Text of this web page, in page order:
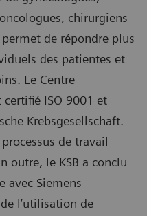
chirurgiens
de répondre plus
des patientes et
Le Centre
ISO 9001 et
Krebsgesellschaft.
de travail
outre, le KSB a conclu
avec Siemens
l’utilisation de